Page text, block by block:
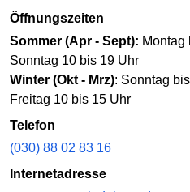
Öffnungszeiten
Sommer (Apr - Sept): Montag
Sonntag 10 bis 19 Uhr
Winter (Okt - Mrz): Sonntag
Freitag 10 bis 15 Uhr
Telefon
(030) 88 02 83 16
Internetadresse